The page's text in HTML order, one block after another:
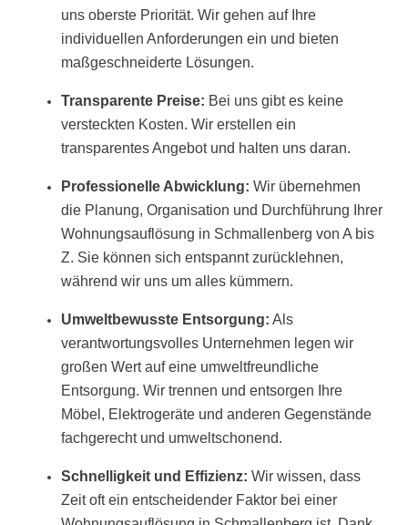
uns oberste Priorität. Wir gehen auf Ihre
individuellen Anforderungen ein und bieten
maßgeschneiderte Lösungen.
Transparente Preise: Bei uns gibt es keine
versteckten Kosten. Wir erstellen ein
transparentes Angebot und halten uns daran.
Professionelle Abwicklung: Wir übernehmen
die Planung, Organisation und Durchführung Ihrer
Wohnungsauflösung in Schmallenberg von A bis
Z. Sie können sich entspannt zurücklehnen,
während wir uns um alles kümmern.
Umweltbewusste Entsorgung: Als
verantwortungsvolles Unternehmen legen wir
großen Wert auf eine umweltfreundliche
Entsorgung. Wir trennen und entsorgen Ihre
Möbel, Elektrogeräte und anderen Gegenstände
fachgerecht und umweltschonend.
Schnelligkeit und Effizienz: Wir wissen, dass
Zeit oft ein entscheidender Faktor bei einer